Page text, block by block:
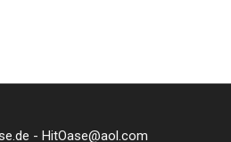
- HitOase@aol.com